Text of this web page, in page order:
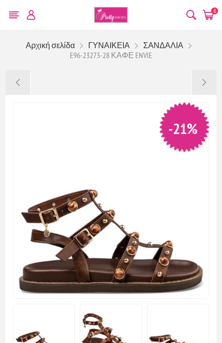
0
Αρχική σελίδα ΓΥΝΑΙΚΕΙΑ
ΣΑΝΔΑΛΙΑ
E96-23273-28 ΚΑΦΕ ENVIE
-21%